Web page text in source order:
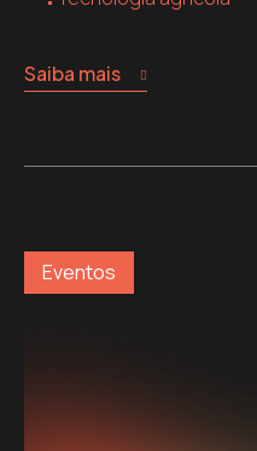
Saiba mais
Eventos